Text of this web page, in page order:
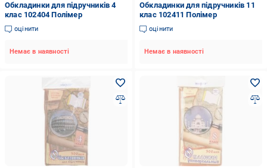
Обкладинки для підручників 4
клас 102404 Полімер
оцінити
Немає в наявності
Обкладинки для підручників 11
клас 102411 Полімер
оцінити
Немає в наявності